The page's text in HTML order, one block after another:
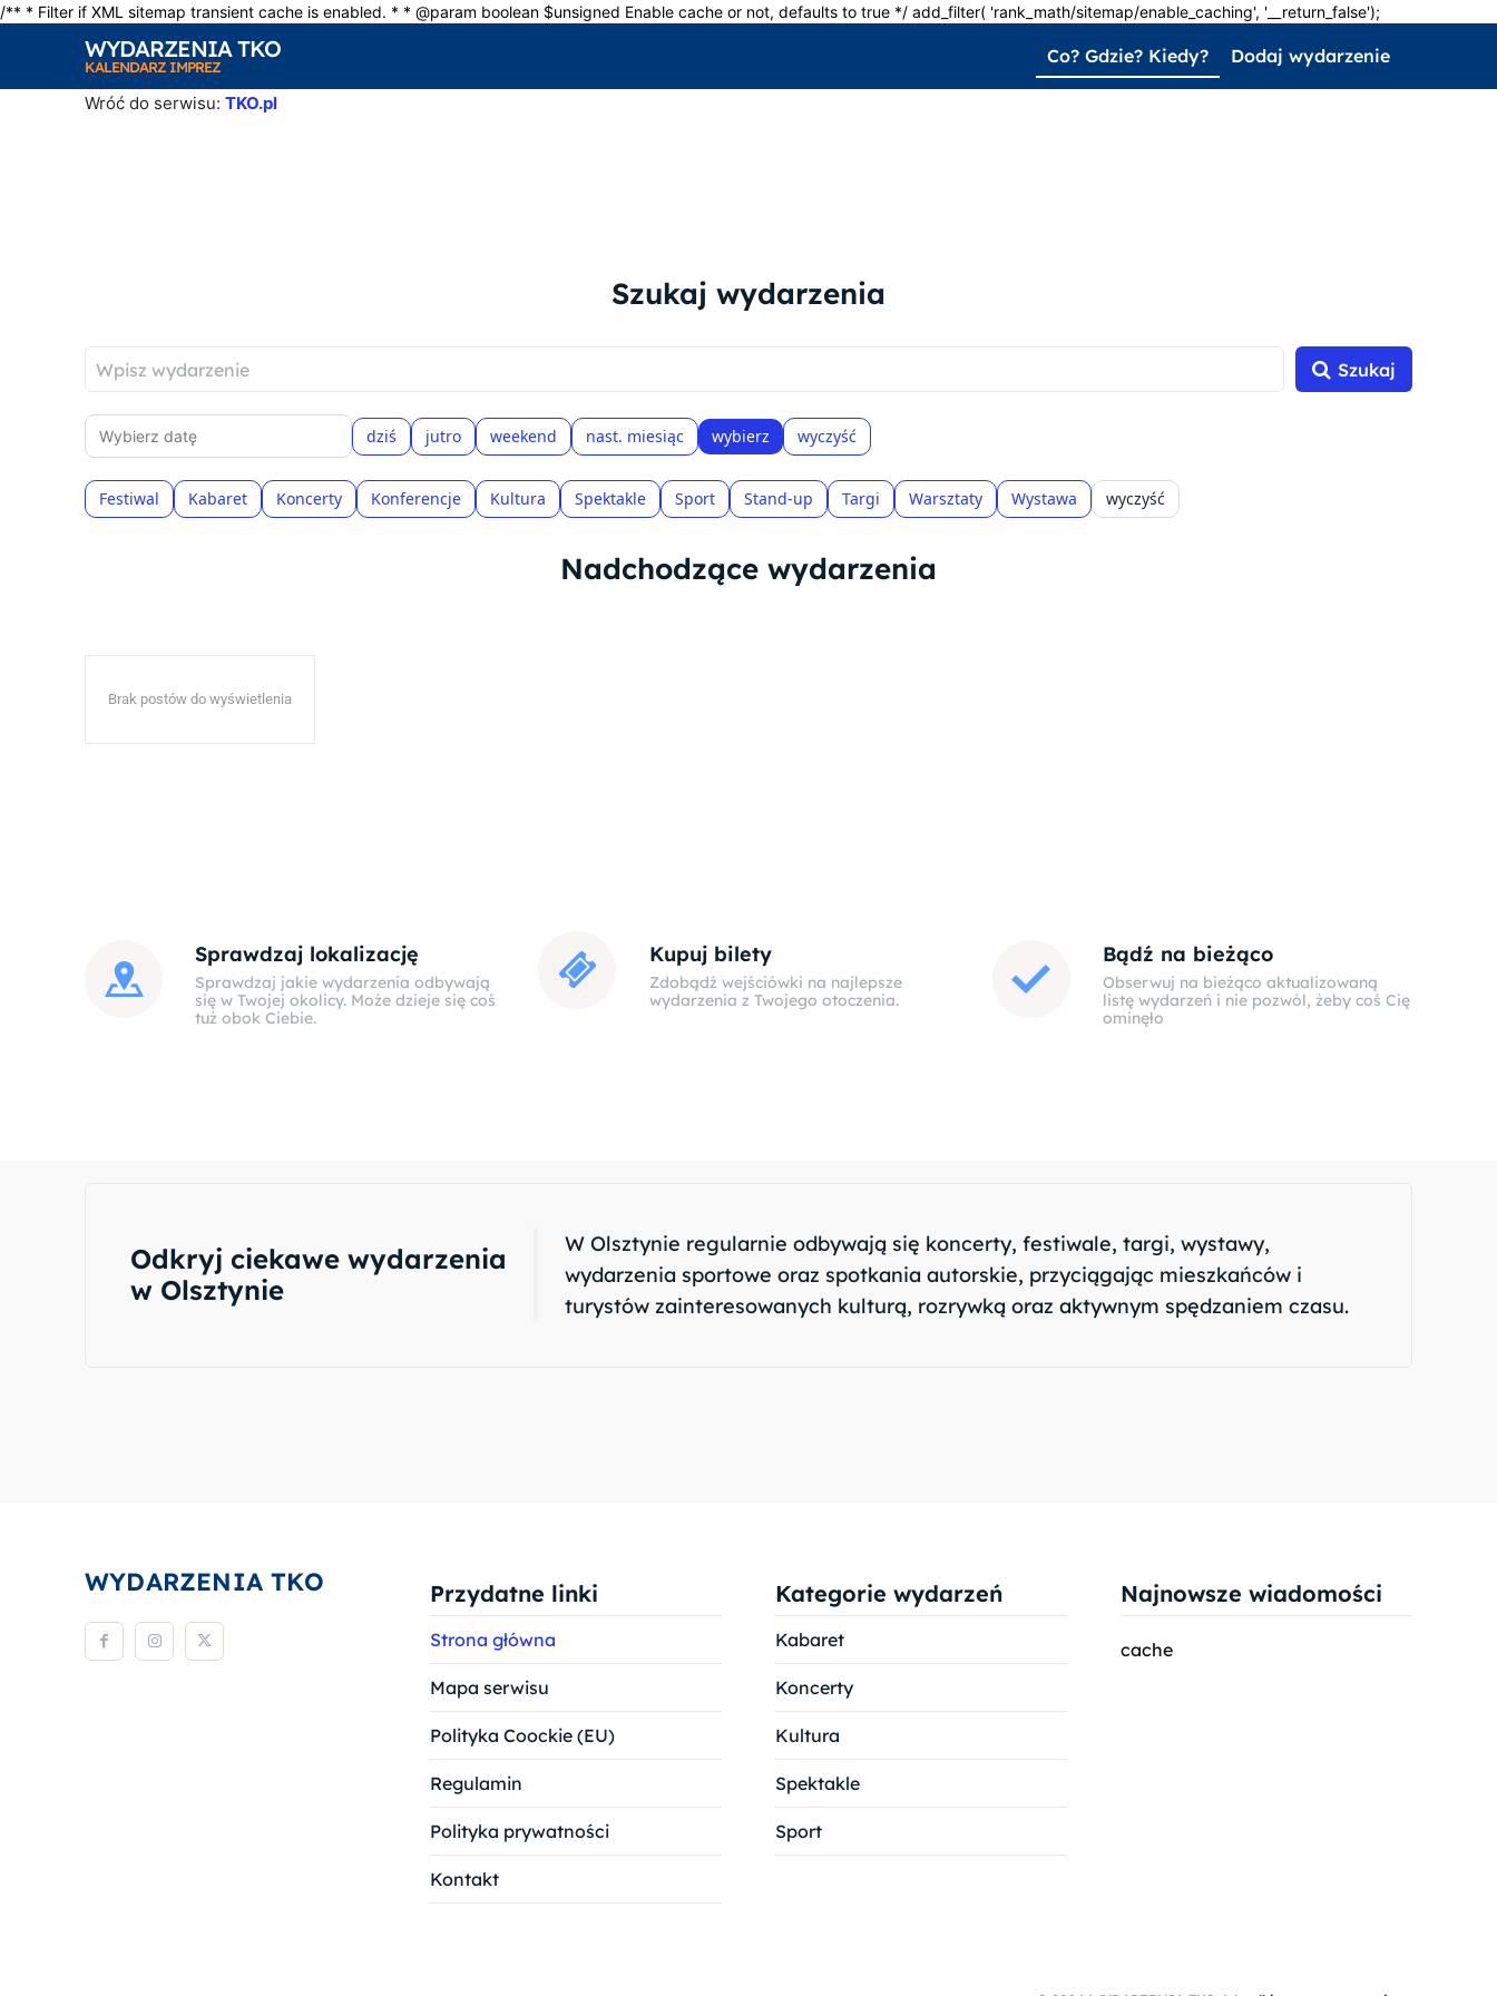
/** * Filter if XML sitemap transient cache is enabled. * * @param boolean $unsigned Enable cache or not, defaults to true */ add_filter( 'rank_math/sitemap/enable_caching', '__return_false');
WYDARZENIA TKO
KALENDARZ IMPREZ Co? Gdzie? Kiedy? Dodaj wydarzenie
Wróć do serwisu: TKO.pl
Szukaj wydarzenia
Wpisz wydarzenie Szukaj
dziś jutro weekend nast. miesiąc wybierz wyczyść
Festiwal Kabaret Koncerty Konferencje Kultura Spektakle Sport Stand-up Targi Warsztaty Wystawa wyczyść
Nadchodzące wydarzenia
Brak postów do wyświetlenia
Sprawdzaj lokalizację
Sprawdzaj jakie wydarzenia odbywają
się w Twojej okolicy. Może dzieje się coś
tuż obok Ciebie.
Kupuj bilety
Zdobądź wejściówki na najlepsze
wydarzenia z Twojego otoczenia.
Bądź na bieżąco
Obserwuj na bieżąco aktualizowaną
listę wydarzeń i nie pozwól, żeby coś Cię
ominęło
Odkryj ciekawe wydarzenia
w Olsztynie
W Olsztynie regularnie odbywają się koncerty, festiwale, targi, wystawy,
wydarzenia sportowe oraz spotkania autorskie, przyciągając mieszkańców i
turystów zainteresowanych kulturą, rozrywką oraz aktywnym spędzaniem czasu.
WYDARZENIA TKO Przydatne linki
Strona główna
Mapa serwisu
Polityka Coockie (EU)
Regulamin
Polityka prywatności
Kontakt
Kategorie wydarzeń
Kabaret
Koncerty
Kultura
Spektakle
Sport
Najnowsze wiadomości
cache